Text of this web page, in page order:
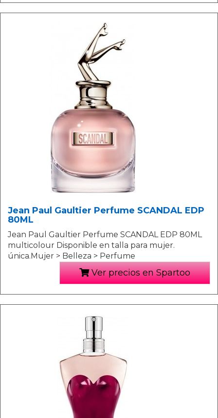
Jean Paul Gaultier Perfume SCANDAL EDP
80ML
Jean Paul Gaultier Perfume SCANDAL EDP 80ML
multicolour Disponible en talla para mujer.
única.Mujer > Belleza > Perfume
Ver precios en Spartoo